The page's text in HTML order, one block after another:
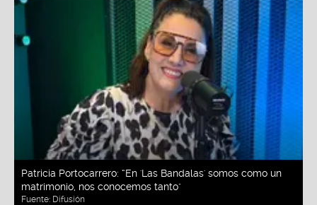
Patricia Portocarrero: “En 'Las Bandalas' somos como un
matrimonio, nos conocemos tanto"
Fuente: Difusión